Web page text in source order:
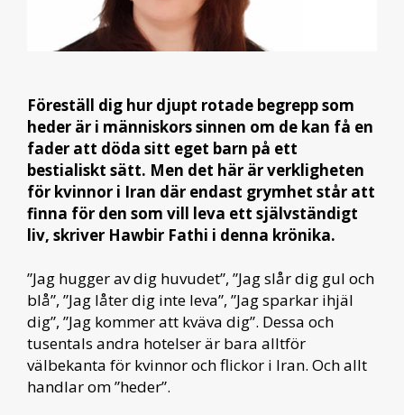
Föreställ dig hur djupt rotade begrepp som
heder är i människors sinnen om de kan få en
fader att döda sitt eget barn på ett
bestialiskt sätt. Men det här är verkligheten
för kvinnor i Iran där endast grymhet står att
finna för den som vill leva ett självständigt
liv, skriver Hawbir Fathi i denna krönika.
”Jag hugger av dig huvudet”, ”Jag slår dig gul och
blå”, ”Jag låter dig inte leva”, ”Jag sparkar ihjäl
dig”, ”Jag kommer att kväva dig”. Dessa och
tusentals andra hotelser är bara alltför
välbekanta för kvinnor och flickor i Iran. Och allt
handlar om ”heder”.